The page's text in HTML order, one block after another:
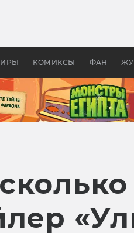
КОМИКСЫ ФАН
колец»